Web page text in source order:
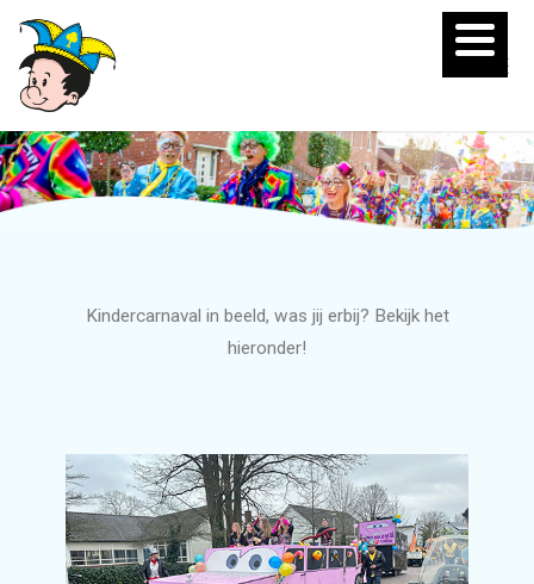
Kindercarnaval in beeld, was jij erbij? Bekijk het
hieronder!